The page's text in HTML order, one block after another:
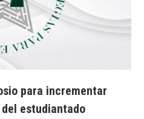
para incrementar
estudiantado